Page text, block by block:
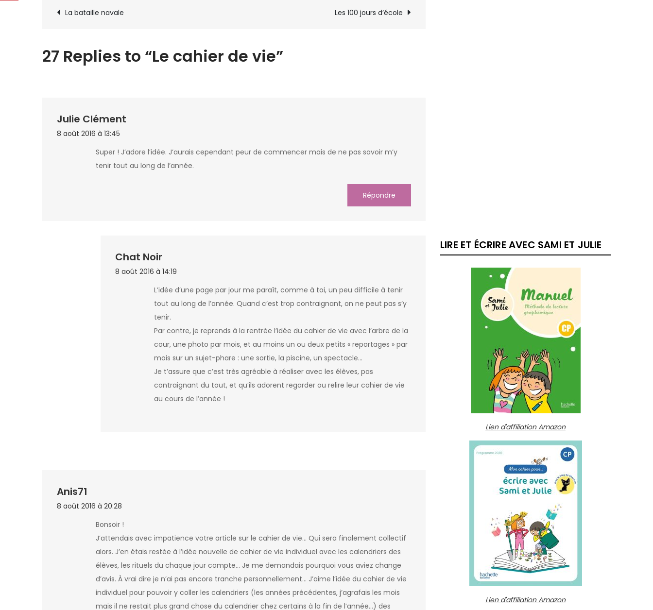
Navigation
de
l’article
La bataille navale Les 100 jours d’école
27 Replies to “Le cahier de vie”
Julie Clément
8 août 2016 à 13:45
Super ! J’adore l’idée. J’aurais cependant peur de commencer mais de ne pas savoir m’y
tenir tout au long de l’année.
Répondre
Chat Noir
8 août 2016 à 14:19
L’idée d’une page par jour me paraît, comme à toi, un peu difficile à tenir
tout au long de l’année. Quand c’est trop contraignant, on ne peut pas s’y
tenir.
Par contre, je reprends à la rentrée l’idée du cahier de vie avec l’arbre de la
cour, une photo par mois, et au moins un ou deux petits « reportages » par
mois sur un sujet-phare : une sortie, la piscine, un spectacle…
Je t’assure que c’est très agréable à réaliser avec les élèves, pas
contraignant du tout, et qu’ils adorent regarder ou relire leur cahier de vie
au cours de l’année !
Anis71
8 août 2016 à 20:28
Bonsoir !
J’attendais avec impatience votre article sur le cahier de vie… Qui sera finalement collectif
alors. J’en étais restée à l’idée nouvelle de cahier de vie individuel avec les calendriers des
élèves, les rituels du chaque jour compte… Je me demandais pourquoi vous aviez change
d’avis. À vrai dire je n’ai pas encore tranche personnellement… J’aime l’idée du cahier de vie
individuel pour pouvoir y coller les calendriers (les années précédentes, j’agrafais les mois
mais il ne restait plus grand chose du calendrier chez certains à la fin de l’année…) des
LIRE ET ÉCRIRE AVEC SAMI ET JULIE
Lien d'affiliation Amazon
Lien d'affiliation Amazon